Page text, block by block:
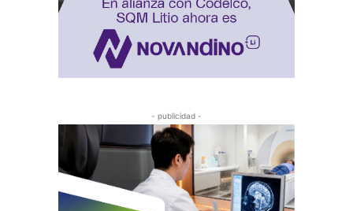
- publicidad -